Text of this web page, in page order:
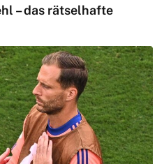
– das rätselhafte